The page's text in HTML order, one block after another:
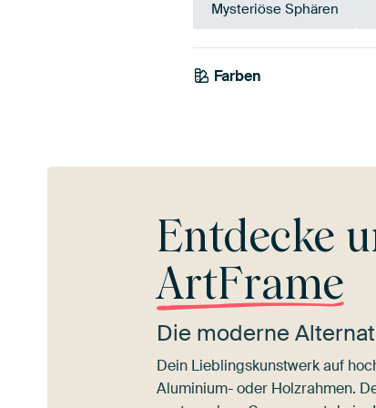
Mysteriöse Sphären
Farben
Anthrazit
Entdecke
ArtFrame
Die moderne
Dein Lieblingskunstwerk auf
Aluminium- oder Holzrahmen.